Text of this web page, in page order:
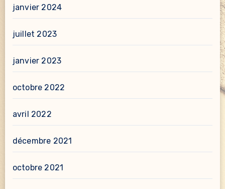
janvier 2024
juillet 2023
janvier 2023
octobre 2022
avril 2022
décembre 2021
octobre 2021